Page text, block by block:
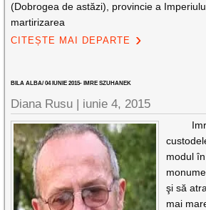
(Dobrogea de astăzi), provincie a
martirizarea
CITEȘTE MAI DEPARTE
BILA ALBA/ 04 IUNIE 2015- IMRE SZUHANEK
Diana Rusu | iunie 4, 2015
Imre
modul
şi să
mai